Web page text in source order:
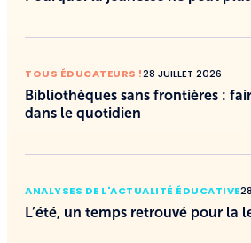
TOUS ÉDUCATEURS !28 JUILLET 2026
Bibliothèques sans frontières :
dans le quotidien
ANALYSES DE L'ACTUALITÉ ÉDUCATIVE
L’été, un temps retrouvé pour la